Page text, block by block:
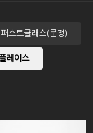
퍼스트클래스(문정)
레이스